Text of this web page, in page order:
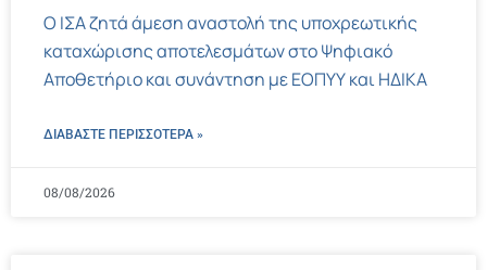
Ο ΙΣΑ ζητά άμεση αναστολή της υποχρεωτικής
καταχώρισης αποτελεσμάτων στο Ψηφιακό
Αποθετήριο και συνάντηση με ΕΟΠΥΥ και ΗΔΙΚΑ
ΔΙΑΒΑΣΤΕ ΠΕΡΙΣΣΌΤΕΡΑ »
08/08/2026